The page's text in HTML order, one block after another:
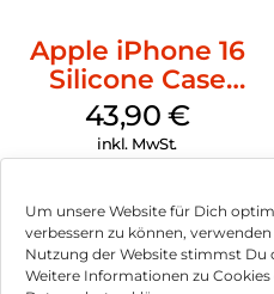
Um unsere Website für Dich
verbessern zu können,
Nutzung der Website stimmst Du
Weitere Informationen zu
Apple iPhone 16
Silicone Case
MagSafe Plum
43,90 €
inkl. MwSt.
Impressum